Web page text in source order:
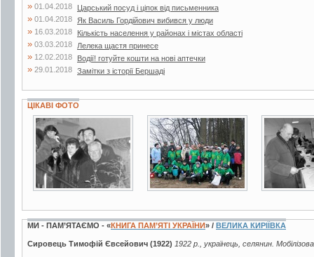
» 01.04.2018 Царський посуд і ціпок від письменника
» 01.04.2018 Як Василь Гордійович вибився у люди
» 16.03.2018 Кількість населення у районах і містах області
» 03.03.2018 Лелека щастя принесе
» 12.02.2018 Водії! готуйте кошти на нові аптечки
» 29.01.2018 Замітки з історії Бершаді
ЦІКАВІ ФОТО
4 фото 5 фото 4 фото
МИ - ПАМ’ЯТАЄМО - «КНИГА ПАМ’ЯТІ УКРАЇНИ» / ВЕЛИКА КИРІЇВКА
Сировець Тимофій Євсейович (1922) 1922 р., українець, селянин.